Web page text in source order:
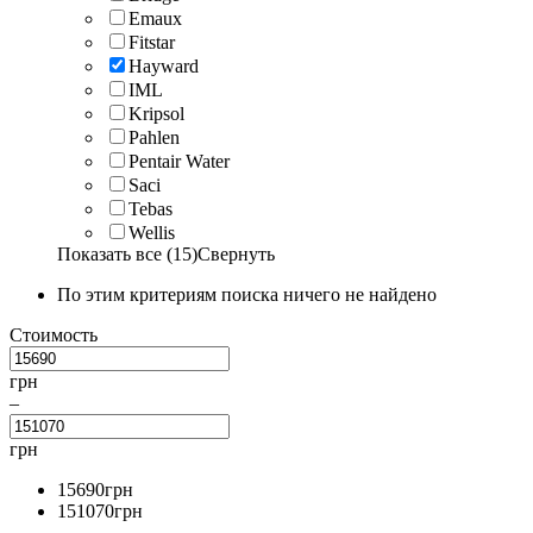
Emaux
Fitstar
Hayward
IML
Kripsol
Pahlen
Pentair Water
Saci
Tebas
Wellis
Показать все (15)Свернуть
По этим критериям поиска ничего не найдено
Стоимость
грн
–
грн
15690грн
151070грн